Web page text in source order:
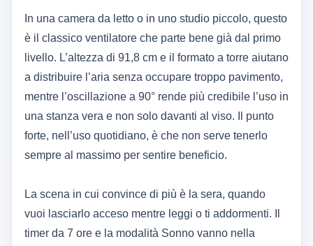
In una camera da letto o in uno studio piccolo, questo
è il classico ventilatore che parte bene già dal primo
livello. L’altezza di 91,8 cm e il formato a torre aiutano
a distribuire l’aria senza occupare troppo pavimento,
mentre l’oscillazione a 90° rende più credibile l’uso in
una stanza vera e non solo davanti al viso. Il punto
forte, nell’uso quotidiano, è che non serve tenerlo
sempre al massimo per sentire beneficio.
La scena in cui convince di più è la sera, quando
vuoi lasciarlo acceso mentre leggi o ti addormenti. Il
timer da 7 ore e la modalità Sonno vanno nella